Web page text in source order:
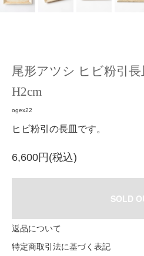
尾形アツシ ヒビ粉引長
H2cm
ogex22
ヒビ粉引の長皿です。
6,600円(税込)
SOLD
返品について
特定商取引法に基づく表記